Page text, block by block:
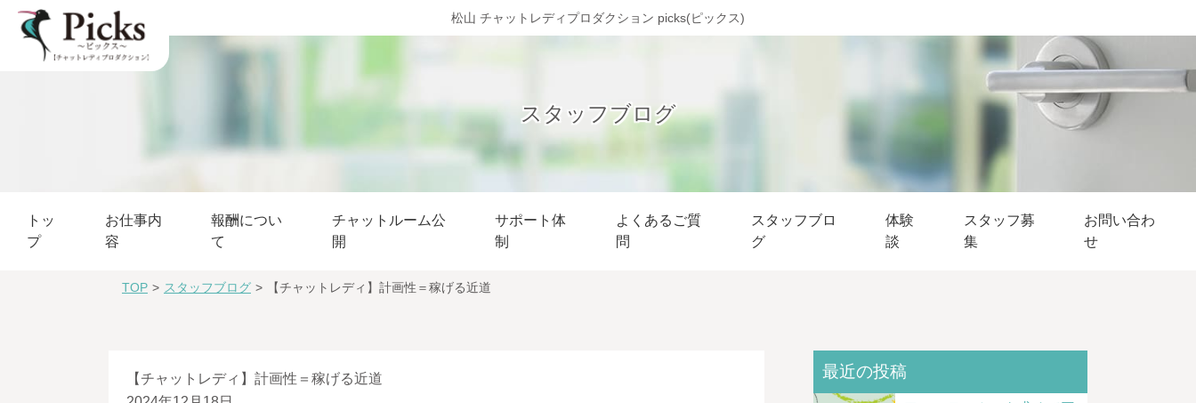
松山 チャットレディプロダクション picks(ピックス)
スタッフブログ
トッ
プ
お仕事内
容
報酬につい
て
チャットルーム公
開
サポート体
制
よくあるご質
問
スタッフブロ
グ
体験
談
スタッフ募
集
お問い合わ
せ
TOP > スタッフブログ > 【チャットレディ】計画性＝稼げる近道
【チャットレディ】計画性＝稼げる近道
最近の投稿